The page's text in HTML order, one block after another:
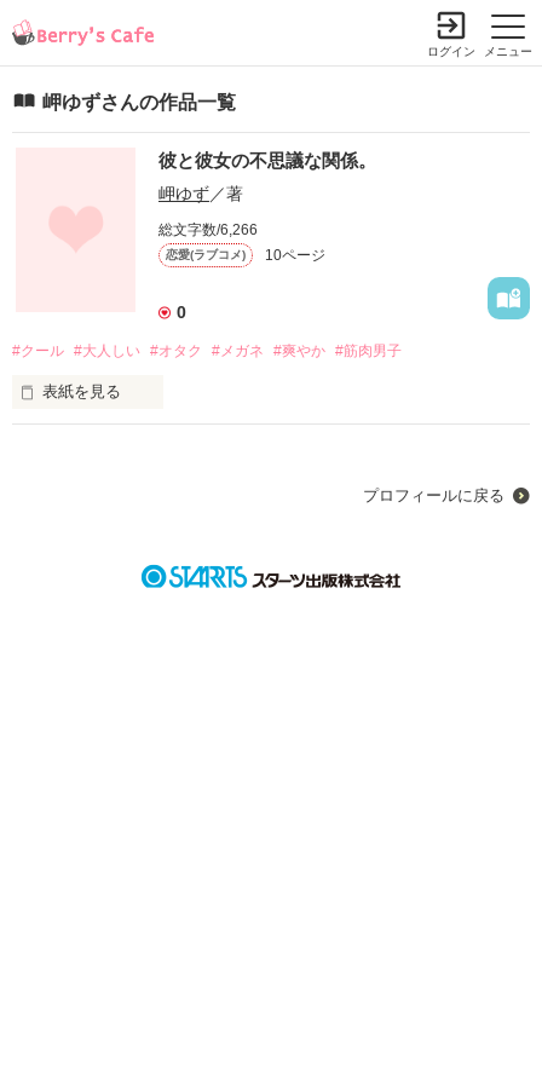
メニュー
ログイン
岬ゆずさんの作品一覧
彼と彼女の不思議な関係。
岬ゆず／著
総文字数/6,266
恋愛(ラブコメ) 10ページ
0
#クール #大人しい #オタク #メガネ #爽やか #筋肉男子
表紙を見る
プロフィールに戻る